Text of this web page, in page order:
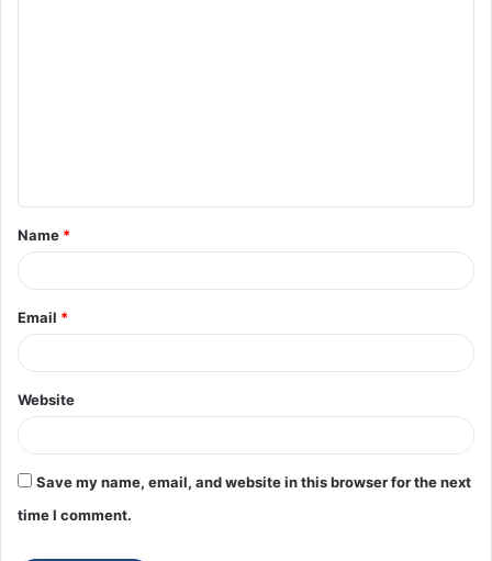
Name *
Email *
Website
Save my name, email, and website in this browser for the next
time I comment.